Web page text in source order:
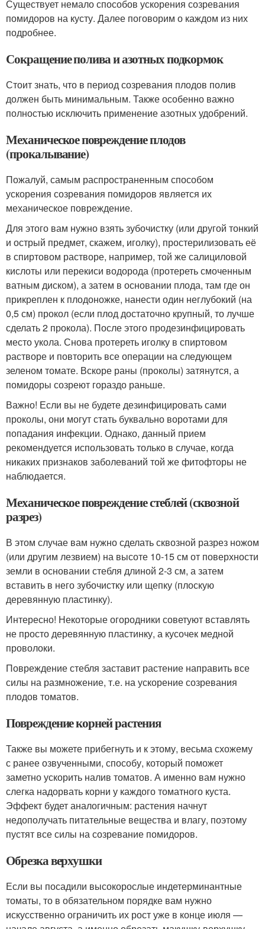
Существует немало способов ускорения созревания
помидоров на кусту. Далее поговорим о каждом из них
подробнее.
Сокращение полива и азотных подкормок
Стоит знать, что в период созревания плодов полив
должен быть минимальным. Также особенно важно
полностью исключить применение азотных удобрений.
Механическое повреждение плодов
(прокалывание)
Пожалуй, самым распространенным способом
ускорения созревания помидоров является их
механическое повреждение.
Для этого вам нужно взять зубочистку (или другой тонкий
и острый предмет, скажем, иголку), простерилизовать её
в спиртовом растворе, например, той же салициловой
кислоты или перекиси водорода (протереть смоченным
ватным диском), а затем в основании плода, там где он
прикреплен к плодоножке, нанести один неглубокий (на
0,5 см) прокол (если плод достаточно крупный, то лучше
сделать 2 прокола). После этого продезинфицировать
место укола. Снова протереть иголку в спиртовом
растворе и повторить все операции на следующем
зеленом томате. Вскоре раны (проколы) затянутся, а
помидоры созреют гораздо раньше.
Важно! Если вы не будете дезинфицировать сами
проколы, они могут стать буквально воротами для
попадания инфекции. Однако, данный прием
рекомендуется использовать только в случае, когда
никаких признаков заболеваний той же фитофторы не
наблюдается.
Механическое повреждение стеблей (сквозной
разрез)
В этом случае вам нужно сделать сквозной разрез ножом
(или другим лезвием) на высоте 10-15 см от поверхности
земли в основании стебля длиной 2-3 см, а затем
вставить в него зубочистку или щепку (плоскую
деревянную пластинку).
Интересно! Некоторые огородники советуют вставлять
не просто деревянную пластинку, а кусочек медной
проволоки.
Повреждение стебля заставит растение направить все
силы на размножение, т.е. на ускорение созревания
плодов томатов.
Повреждение корней растения
Также вы можете прибегнуть и к этому, весьма схожему
с ранее озвученными, способу, который поможет
заметно ускорить налив томатов. А именно вам нужно
слегка надорвать корни у каждого томатного куста.
Эффект будет аналогичным: растения начнут
недополучать питательные вещества и влагу, поэтому
пустят все силы на созревание помидоров.
Обрезка верхушки
Если вы посадили высокорослые индетерминантные
томаты, то в обязательном порядке вам нужно
искусственно ограничить их рост уже в конце июля —